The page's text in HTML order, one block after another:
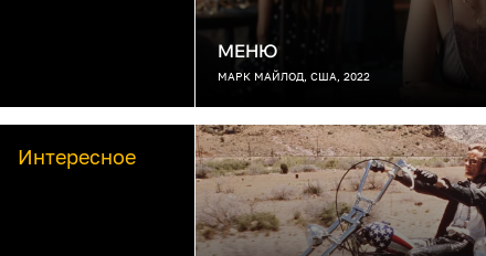
МЕНЮ
МАРК МАЙЛОД, США, 2022
Интересное